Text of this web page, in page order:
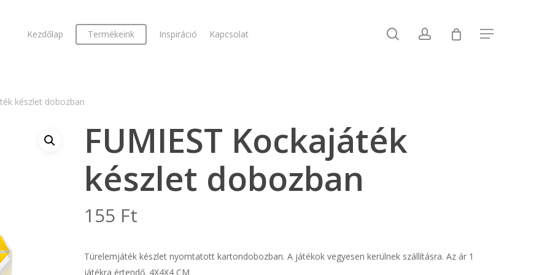
Kezdőlap Termékeink Inspiráció Kapcsolat searchaccount Menu
készlet dobozban
FUMIEST Kockajáték
készlet dobozban
155 Ft
Türelemjáték készlet nyomtatott kartondobozban. A játékok vegyesen kerülnek szállításra. Az ár 1
játékra értendő. 4X4X4 CM